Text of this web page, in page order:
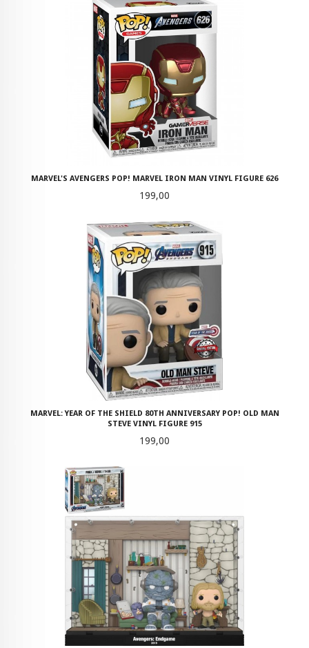
MARVEL'S AVENGERS POP! MARVEL IRON MAN VINYL FIGURE 626
Pris
199,00
MARVEL: YEAR OF THE SHIELD 80TH ANNIVERSARY POP! OLD MAN
STEVE VINYL FIGURE 915
Pris
199,00